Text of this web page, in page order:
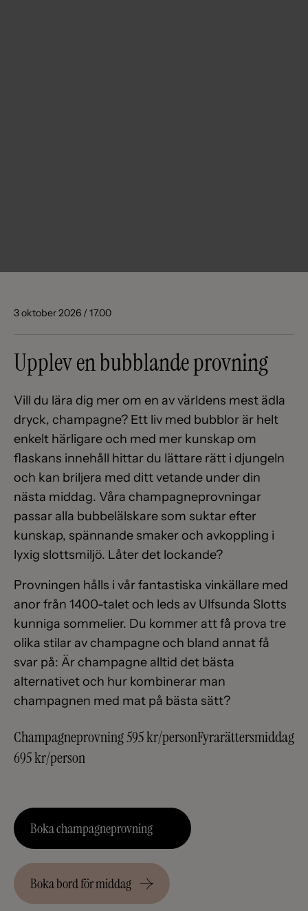
3 oktober 2026 / 17.00
Upplev en bubblande provning
Vill du lära dig mer om en av världens mest ädla
dryck, champagne? Ett liv med bubblor är helt
enkelt härligare och med mer kunskap om
flaskans innehåll hittar du lättare rätt i djungeln
och kan briljera med ditt vetande under din
nästa middag. Våra champagneprovningar
passar alla bubbelälskare som suktar efter
kunskap, spännande smaker och avkoppling i
lyxig slottsmiljö. Låter det lockande?
Provningen hålls i vår fantastiska vinkällare med
anor från 1400-talet och leds av Ulfsunda Slotts
kunniga sommelier. Du kommer att få prova tre
olika stilar av champagne och bland annat få
svar på: Är champagne alltid det bästa
alternativet och hur kombinerar man
champagnen med mat på bästa sätt?
Champagneprovning 595 kr/personFyrarättersmiddag
695 kr/person
Boka champagneprovning
Boka bord för middag